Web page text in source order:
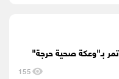
بـ"وعكة صحية حرجة"
155